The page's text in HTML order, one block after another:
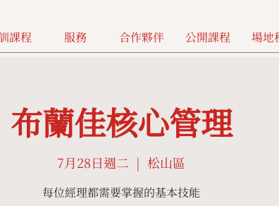
課程 服務 合作夥伴 公開課程 場地
布蘭佳核心管理
7月28日週二
  |
松山區
每位經理都需要掌握的基本技能